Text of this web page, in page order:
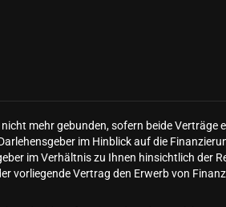
mehr gebunden, sofern beide Verträge
im Hinblick auf die
im Verhältnis zu Ihnen hinsichtlich der
vorliegende Vertrag den Erwerb von